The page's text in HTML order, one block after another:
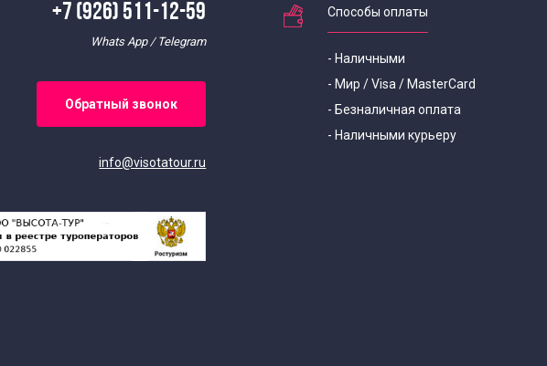
+7 (926) 511-12-59
Whats App / Telegram
Обратный звонок
info@visotatour.ru
Способы оплаты
- Наличными
- Мир / Visa / MasterCard
- Безналичная оплата
- Наличными курьеру